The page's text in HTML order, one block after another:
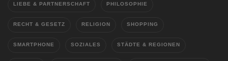
LIEBE & PARTNERSCHAFT PHILOSOPHIE
RECHT & GESETZ RELIGION SHOPPING
SMARTPHONE SOZIALES STÄDTE & REGIONEN